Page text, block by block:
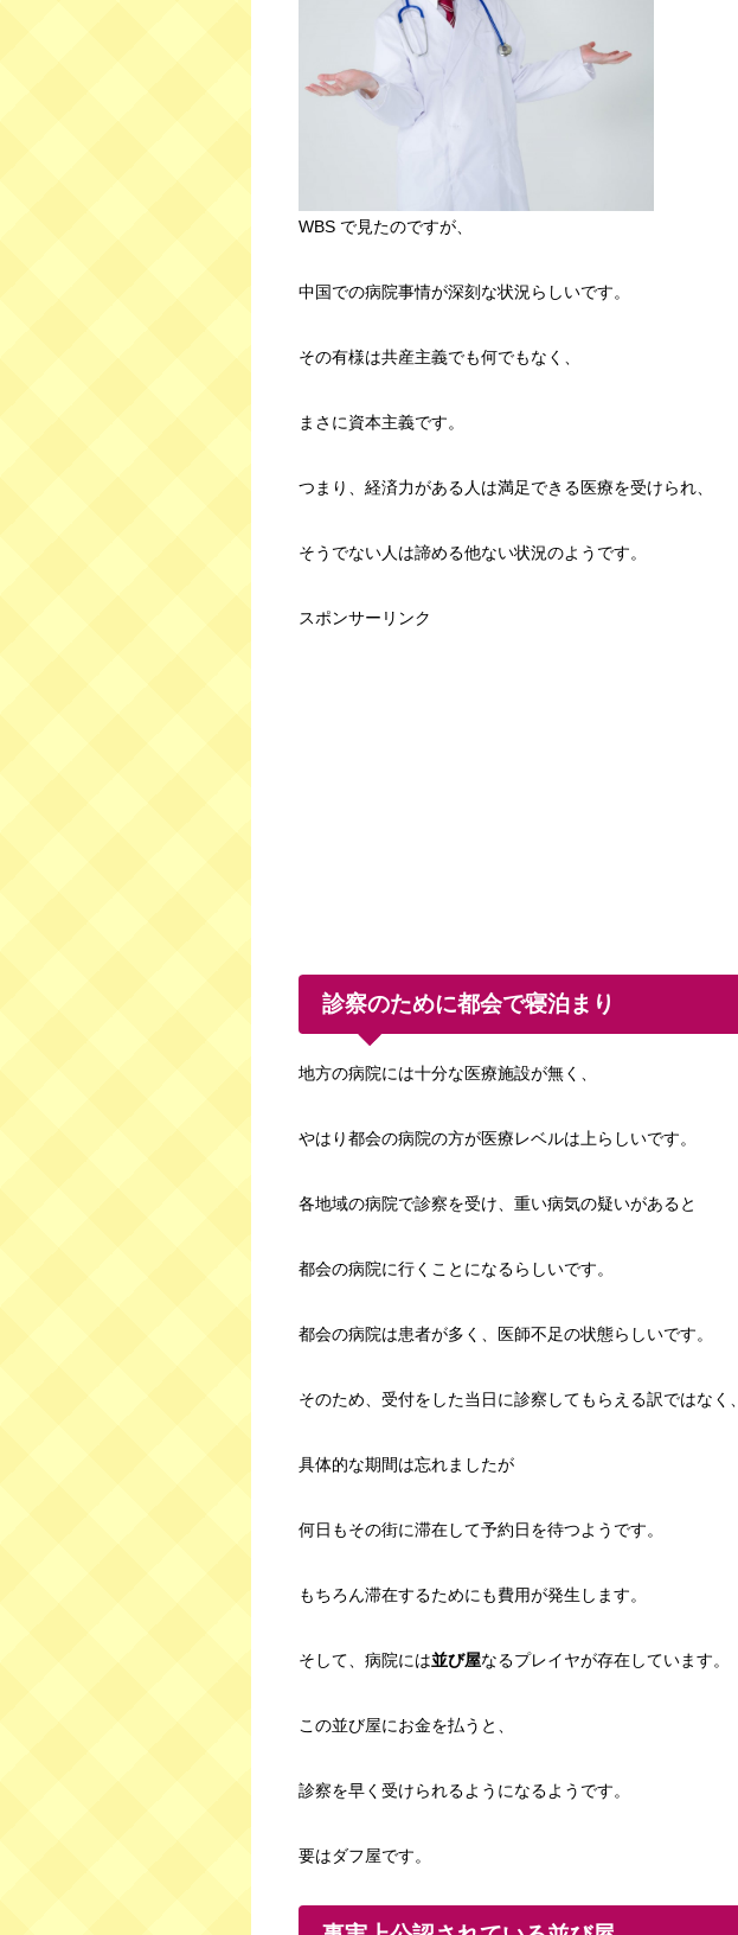
WBS で見たのですが、
中国での病院事情が深刻な状況らしいです。
その有様は共産主義でも何でもなく、
まさに資本主義です。
つまり、経済力がある人は満足できる医療を受けられ、
そうでない人は諦める他ない状況のようです。
スポンサーリンク
診察のために都会で寝泊まり
地方の病院には十分な医療施設が無く、
やはり都会の病院の方が医療レベルは上らしいです。
各地域の病院で診察を受け、重い病気の疑いがあると
都会の病院に行くことになるらしいです。
都会の病院は患者が多く、医師不足の状態らしいです。
そのため、受付をした当日に診察してもらえる訳ではなく、
具体的な期間は忘れましたが
何日もその街に滞在して予約日を待つようです。
もちろん滞在するためにも費用が発生します。
そして、病院には並び屋なるプレイヤが存在しています。
この並び屋にお金を払うと、
診察を早く受けられるようになるようです。
要はダフ屋です。